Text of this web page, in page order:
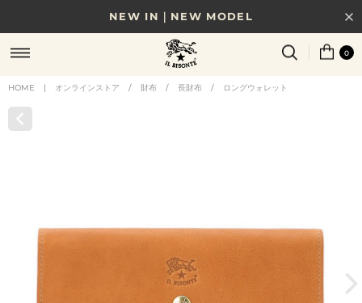
NEW IN｜NEW MODEL
8/17(月)10時まで｜税込11,000円以上で送料無料
贈る相手やシーンから選べる、新しいギフトガイド
0
HOME | オンラインストア / 財布 / 長財布 / ロングウォレット